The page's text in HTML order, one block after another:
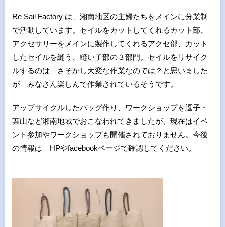
Re Sail Factory は、湘南地区の主婦たちをメインに分業制
で活動しています。セイルをカットしてくれるカット部、
アクセサリーをメインに製作してくれるアクセ部、カット
したセイルを縫う、縫い子部の３部門。セイルをリサイク
ルするのは さぞかし大変な作業なのでは？と思いました
が みなさん楽しんで作業されているそうです。
アップサイクルしたバッグ作り、ワークショップを逗子・
葉山など湘南地域でおこなわれてきましたが、現在はイベ
ント参加やワークショップも開催されておりません。今後
の情報は HPやfacebookページで確認してください。